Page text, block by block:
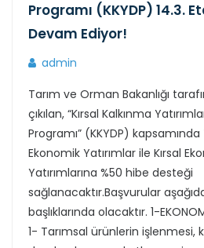
Programı (KKYDP) 14.3.
Devam Ediyor!
admin
Tarım ve Orman Bakanlığı
çıkılan, “Kırsal Kalkınma
Programı” (KKYDP) kapsamında
Ekonomik Yatırımlar ile Kırsal
Yatırımlarına %50 hibe desteği
sağlanacaktır.Başvurular
başlıklarında olacaktır. 1-
1- Tarımsal ürünlerin işlenmesi,